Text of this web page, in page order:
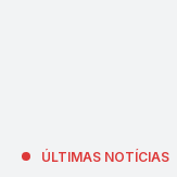
ÚLTIMAS NOTÍCIAS